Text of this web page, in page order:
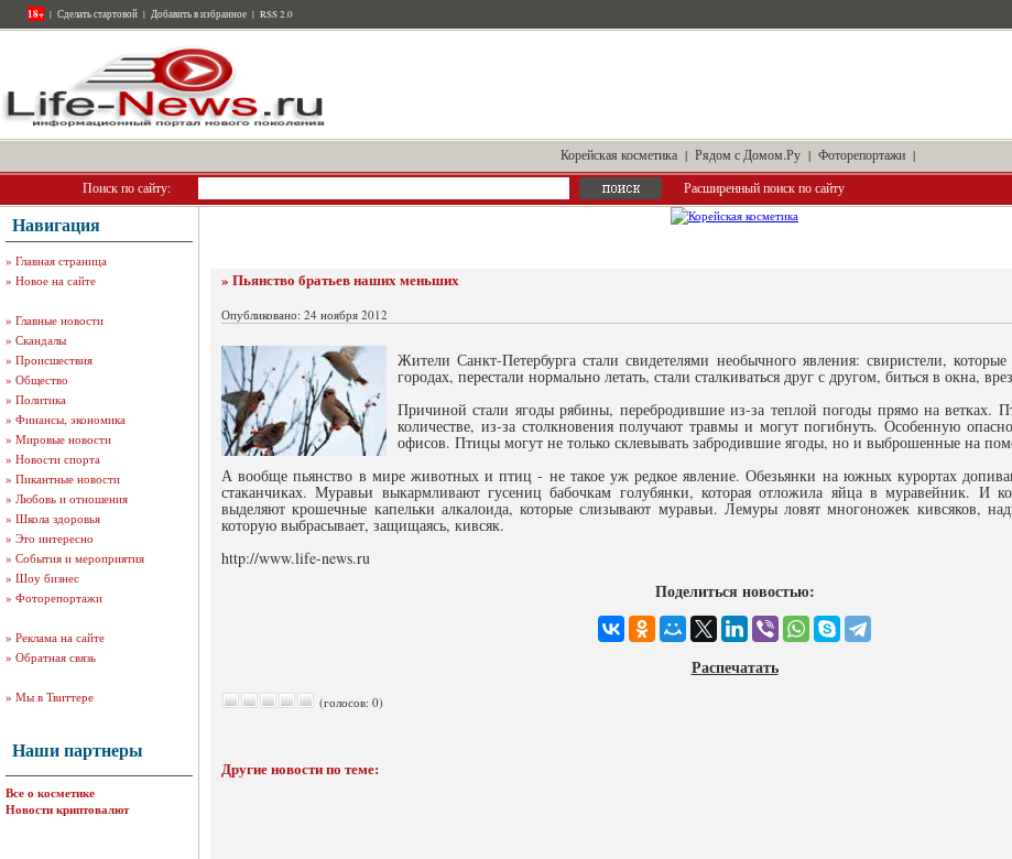
18+ | Сделать стартовой | Добавить в избранное | RSS 2.0
Корейская косметика | Рядом с Домом.Ру | Фоторепортажи |
Поиск по сайту:
Расширенный поиск по сайту
Навигация
» Главная страница
» Новое на сайте
» Главные новости
» Скандалы
» Происшествия
» Общество
» Политика
» Финансы, экономика
» Мировые новости
» Новости спорта
» Пикантные новости
» Любовь и отношения
» Школа здоровья
» Это интересно
» События и мероприятия
» Шоу бизнес
» Фоторепортажи
» Реклама на сайте
» Обратная связь
» Мы в Твиттере
Наши партнеры
Все о косметике
Новости криптовалют
» Пьянство братьев наших меньших
Опубликовано: 24 ноября 2012
Жители Санкт-Петербурга стали свидетелями необычного явления: свиристели,
городах, перестали нормально летать, стали сталкиваться друг с другом, биться в окна,
Причиной стали ягоды рябины, перебродившие из-за теплой погоды прямо на ветках.
количестве, из-за столкновения получают травмы и могут погибнуть. Особенную
офисов. Птицы могут не только склевывать забродившие ягоды, но и выброшенные на
А вообще пьянство в мире животных и птиц - не такое уж редкое явление. Обезьянки на южных курортах
стаканчиках. Муравьи выкармливают гусениц бабочкам голубянки, которая отложила яйца в муравейник. И
выделяют крошечные капельки алкалоида, которые слизывают муравьи. Лемуры ловят многоножек кивсяков,
которую выбрасывает, защищаясь, кивсяк.
http://www.life-news.ru
Поделиться новостью:
Распечатать
(голосов: 0)
Другие новости по теме: